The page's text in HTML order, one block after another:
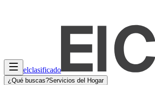
elclasificado
¿Qué buscas?Servicios del Hogar